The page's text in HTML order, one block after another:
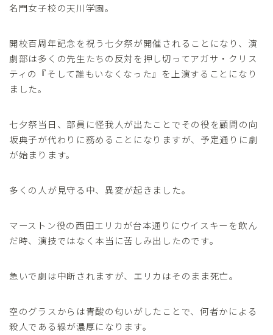
名門女子校の天川学園。
開校百周年記念を祝う七夕祭が開催されることになり、演
劇部は多くの先生たちの反対を押し切ってアガサ・クリス
ティの『そして誰もいなくなった』を上演することになり
ました。
七夕祭当日、部員に怪我人が出たことでその役を顧問の向
坂典子が代わりに務めることになりますが、予定通りに劇
が始まります。
多くの人が見守る中、異変が起きました。
マーストン役の西田エリカが台本通りにウイスキーを飲ん
だ時、演技ではなく本当に苦しみ出したのです。
急いで劇は中断されますが、エリカはそのまま死亡。
空のグラスからは青酸の匂いがしたことで、何者かによる
殺人である線が濃厚になります。